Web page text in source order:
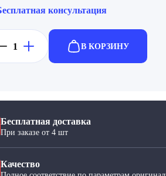
консультация
В КОРЗИНУ
Бесплатная доставка
При заказе от 4 шт
Качество